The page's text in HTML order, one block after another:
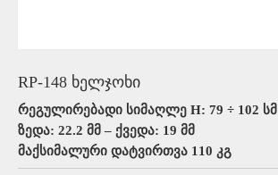
RP-148 ხელჯოხი
რეგულირებადი სიმაღლე H: 79 ÷ 102 სმ
ზედა: 22.2 მმ – ქვედა: 19 მმ
მაქსიმალური დატვირთვა 110 კგ